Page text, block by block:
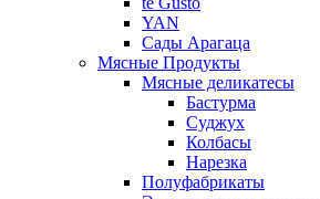
YAN
Сады Арагаца
Мясные Продукты
Мясные деликатесы
Бастурма
Суджух
Колбасы
Нарезка
Полуфабрикаты